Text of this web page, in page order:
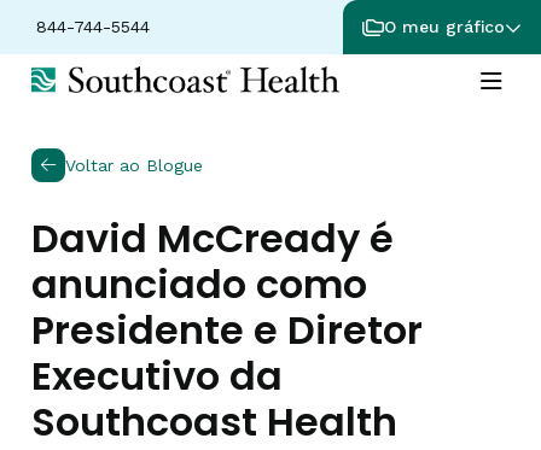
844-744-5544 O meu gráfico
Voltar ao Blogue
David McCready é
anunciado como
Presidente e Diretor
Executivo da
Southcoast Health